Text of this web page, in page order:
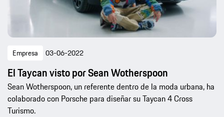
Empresa 03-06-2022
El Taycan visto por Sean Wotherspoon
Sean Wotherspoon, un referente dentro de la moda urbana, ha
colaborado con Porsche para diseñar su Taycan 4 Cross
Turismo.